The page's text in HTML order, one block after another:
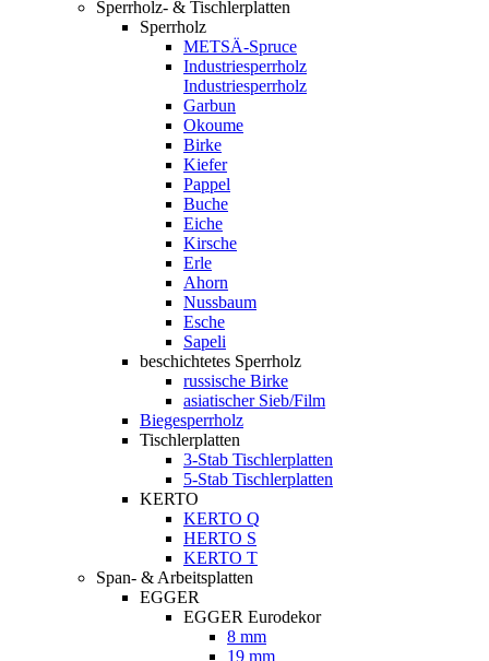
Sperrholz- & Tischlerplatten
Sperrholz
METSÄ-Spruce
Industriesperrholz
Industriesperrholz
Garbun
Okoume
Birke
Kiefer
Pappel
Buche
Eiche
Kirsche
Erle
Ahorn
Nussbaum
Esche
Sapeli
beschichtetes Sperrholz
russische Birke
asiatischer Sieb/Film
Biegesperrholz
Tischlerplatten
3-Stab Tischlerplatten
5-Stab Tischlerplatten
KERTO
KERTO Q
HERTO S
KERTO T
Span- & Arbeitsplatten
EGGER
EGGER Eurodekor
8 mm
19 mm